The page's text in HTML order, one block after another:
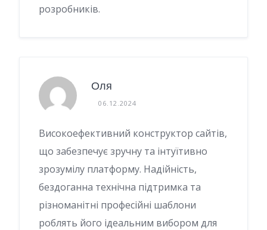
розробників.
Оля
06.12.2024
Високоефективний конструктор сайтів,
що забезпечує зручну та інтуїтивно
зрозумілу платформу. Надійність,
бездоганна технічна підтримка та
різноманітні професійні шаблони
роблять його ідеальним вибором для